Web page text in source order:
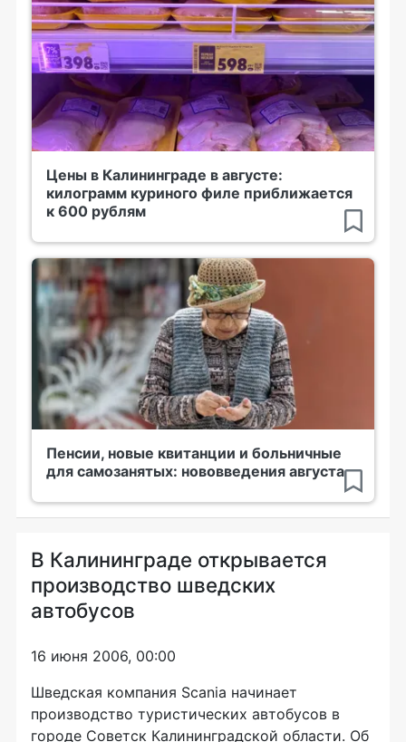
Цены в Калининграде в августе:
килограмм куриного филе приближается
к 600 рублям
Пенсии, новые квитанции и больничные
для самозанятых: нововведения августа
В Калининграде открывается
производство шведских
автобусов
16 июня 2006, 00:00
Шведская компания Scania начинает
производство туристических автобусов в
городе Советск Калининградской области. Об